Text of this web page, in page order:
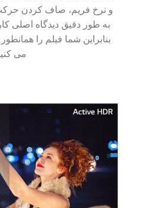
و نرخ فریم، صاف کردن
به طور دقیق دیدگاه اصلی
بنابراین شما فیلم را
می